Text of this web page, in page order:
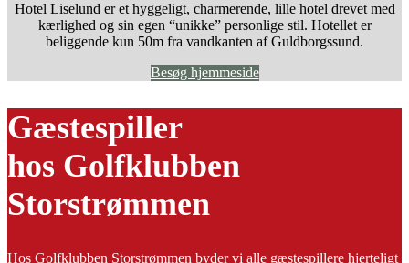
Hotel Liselund er et hyggeligt, charmerende, lille hotel drevet med
kærlighed og sin egen “unikke” personlige stil. Hotellet er
beliggende kun 50m fra vandkanten af Guldborgssund.
Besøg hjemmeside
Gæstespiller
hos Golfklubben
Storstrømmen
Hos Golfklubben Storstrømmen byder vi alle gæstespillere hjerteligt